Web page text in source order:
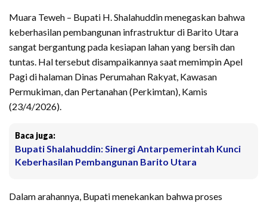
Muara Teweh – Bupati H. Shalahuddin menegaskan bahwa
keberhasilan pembangunan infrastruktur di Barito Utara
sangat bergantung pada kesiapan lahan yang bersih dan
tuntas. Hal tersebut disampaikannya saat memimpin Apel
Pagi di halaman Dinas Perumahan Rakyat, Kawasan
Permukiman, dan Pertanahan (Perkimtan), Kamis
(23/4/2026).
Baca juga:
Bupati Shalahuddin: Sinergi Antarpemerintah Kunci
Keberhasilan Pembangunan Barito Utara
Dalam arahannya, Bupati menekankan bahwa proses